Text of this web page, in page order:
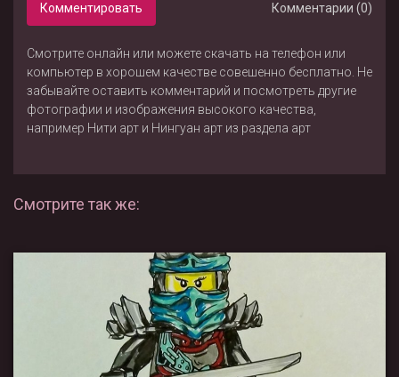
Комментировать Комментарии (0)
Смотрите онлайн или можете скачать на телефон или
компьютер в хорошем качестве совешенно бесплатно. Не
забывайте оставить комментарий и посмотреть другие
фотографии и изображения высокого качества,
например Нити арт и Нингуан арт из раздела арт
Смотрите так же: